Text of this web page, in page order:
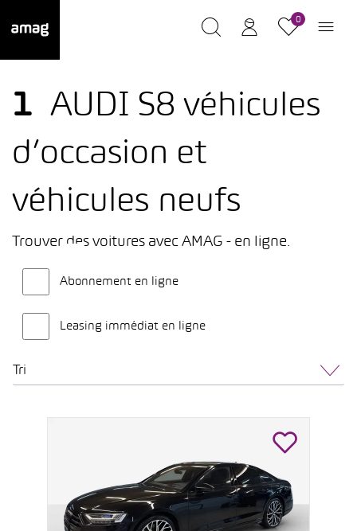
0
1 AUDI S8 véhicules
d’occasion et
véhicules neufs
Trouver des voitures avec AMAG - en ligne.
Abonnement en ligne
Leasing immédiat en ligne
Tri